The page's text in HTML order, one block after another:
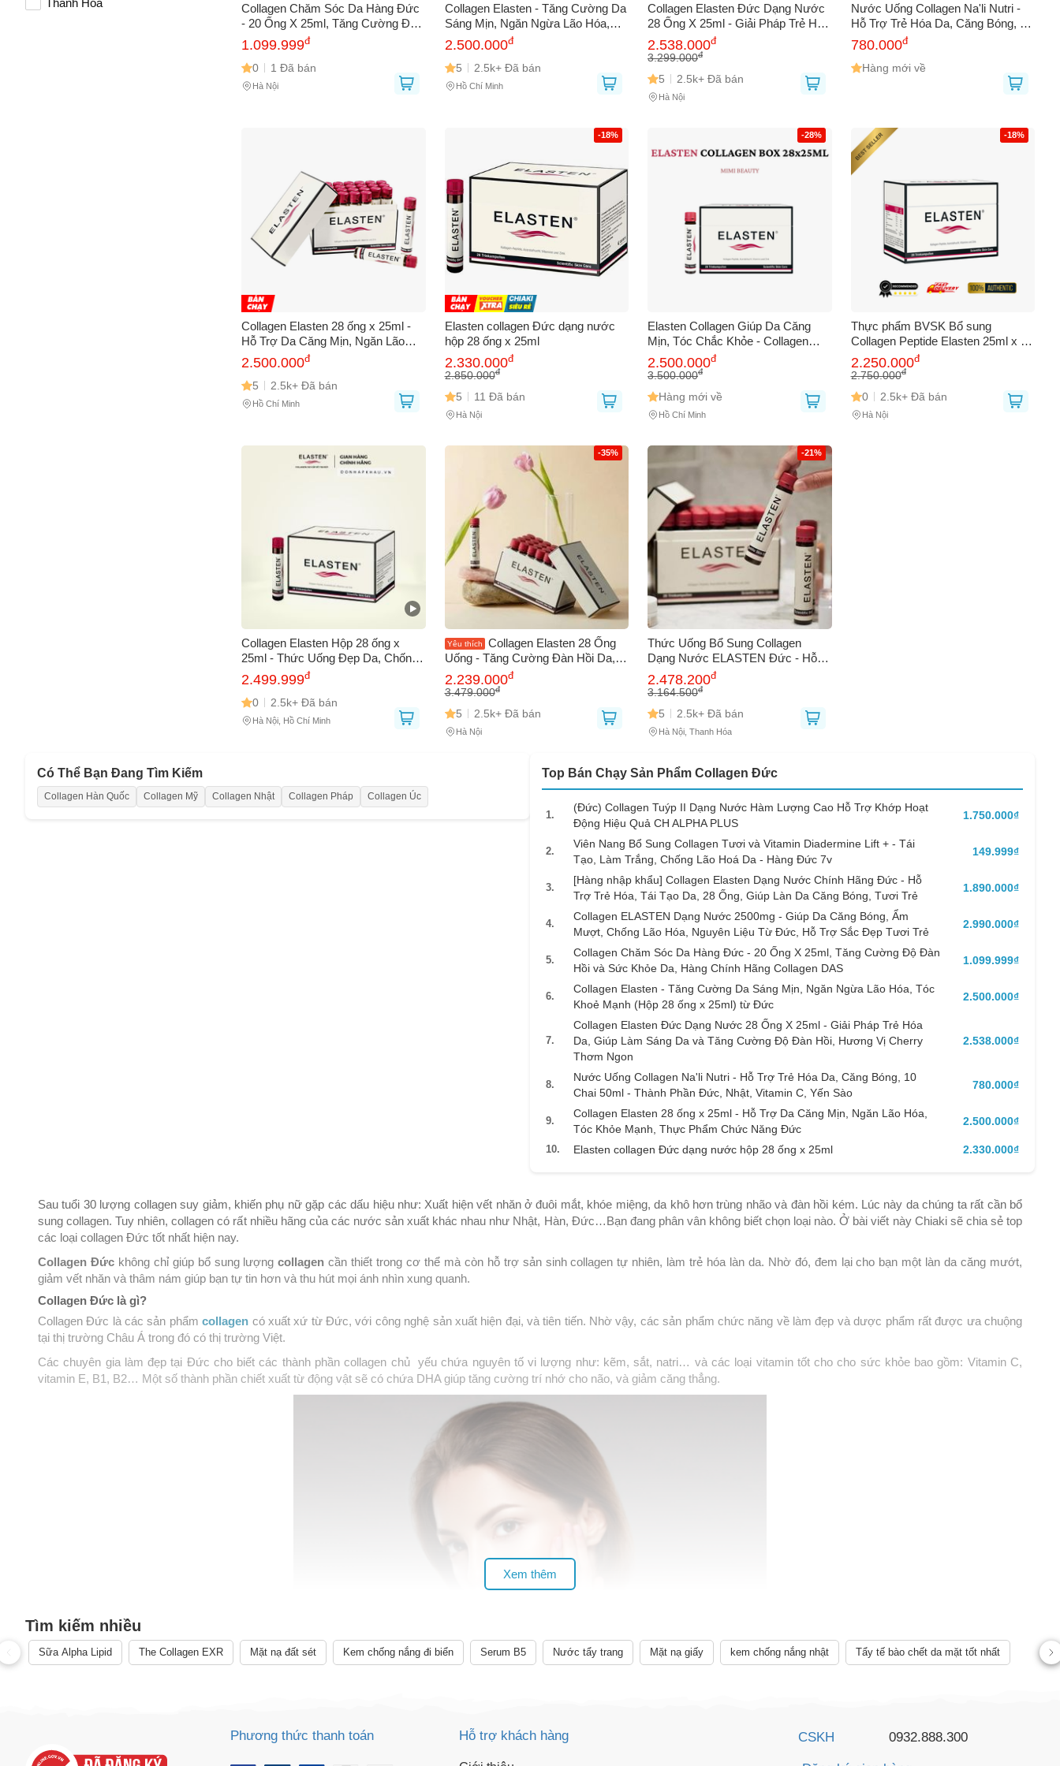
Thanh Hóa
Collagen Chăm Sóc Da Hàng Đức
- 20 Ống X 25ml, Tăng Cường Độ
Đàn Hồi và Sức Khỏe Da, Hàng
Chính Hãng Collagen DAS
1.099.999đ
0 1 Đã bán
Hà Nội
Collagen Elasten - Tăng Cường Da
Sáng Mịn, Ngăn Ngừa Lão Hóa,
Tóc Khoẻ Mạnh (Hộp 28 ống x
25ml) từ Đức
2.500.000đ
5 2.5k+ Đã bán
Hồ Chí Minh
Collagen Elasten Đức Dạng Nước
28 Ống X 25ml - Giải Pháp Trẻ Hóa
Da, Giúp Làm Sáng Da và Tăng
Cường Độ Đàn Hồi, Hương Vị
2.538.000đ
3.299.000đ
5 2.5k+ Đã bán
Hà Nội
Nước Uống Collagen Na'li Nutri -
Hỗ Trợ Trẻ Hóa Da, Căng Bóng, 10
Chai 50ml - Thành Phần Đức,
Nhật, Vitamin C, Yến Sào
780.000đ
Hàng mới về
Collagen Elasten 28 ống x 25ml -
Hỗ Trợ Da Căng Mịn, Ngăn Lão
Hóa, Tóc Khỏe Mạnh, Thực Phẩm
Chức Năng Đức
2.500.000đ
5 2.5k+ Đã bán
Hồ Chí Minh
-18%
Elasten collagen Đức dạng nước
hộp 28 ống x 25ml
2.330.000đ
2.850.000đ
5 11 Đã bán
Hà Nội
-28%
Elasten Collagen Giúp Da Căng
Mịn, Tóc Chắc Khỏe - Collagen
Đức 28 ống x 25ml
2.500.000đ
3.500.000đ
Hàng mới về
Hồ Chí Minh
-18%
Thực phẩm BVSK Bổ sung
Collagen Peptide Elasten 25ml x 28
ống - Chăm sóc và làm đẹp da hiệu
quả từ Đức
2.250.000đ
2.750.000đ
0 2.5k+ Đã bán
Hà Nội
Collagen Elasten Hộp 28 ống x
25ml - Thức Uống Đẹp Da, Chống
Lão Hóa, Tóc Khỏe Mạnh - Xuất
Xứ Đức, Hiệu Quả Cao
2.499.999đ
0 2.5k+ Đã bán
Hà Nội, Hồ Chí Minh
-35%
Yêu thích
Collagen Elasten 28 Ống
Uống - Tăng Cường Đàn Hồi Da,
Ngăn Ngừa Lão Hóa, Làm Đẹp Da
Từ Bên Trong, Chất Lượng Đức
2.239.000đ
3.479.000đ
5 2.5k+ Đã bán
Hà Nội
-21%
Thức Uống Bổ Sung Collagen
Dạng Nước ELASTEN Đức - Hỗ
Trợ Trẻ Hóa Da, Căng Bóng - Hộp
28 ống x 25ml, An Toàn Cho Mẹ
2.478.200đ
3.164.500đ
5 2.5k+ Đã bán
Hà Nội, Thanh Hóa
Có Thể Bạn Đang Tìm Kiếm
Collagen Hàn Quốc Collagen Mỹ Collagen Nhật Collagen Pháp Collagen Úc
Top Bán Chạy Sản Phẩm Collagen Đức
1.
(Đức) Collagen Tuýp II Dạng Nước Hàm Lượng Cao Hỗ Trợ Khớp Hoạt
Động Hiệu Quả CH ALPHA PLUS
1.750.000₫
2.
Viên Nang Bổ Sung Collagen Tươi và Vitamin Diadermine Lift + - Tái
Tạo, Làm Trắng, Chống Lão Hoá Da - Hàng Đức 7v
149.999₫
3.
[Hàng nhập khẩu] Collagen Elasten Dạng Nước Chính Hãng Đức - Hỗ
Trợ Trẻ Hóa, Tái Tạo Da, 28 Ống, Giúp Làn Da Căng Bóng, Tươi Trẻ
1.890.000₫
4.
Collagen ELASTEN Dạng Nước 2500mg - Giúp Da Căng Bóng, Ẩm
Mượt, Chống Lão Hóa, Nguyên Liệu Từ Đức, Hỗ Trợ Sắc Đẹp Tươi Trẻ
2.990.000₫
5.
Collagen Chăm Sóc Da Hàng Đức - 20 Ống X 25ml, Tăng Cường Độ Đàn
Hồi và Sức Khỏe Da, Hàng Chính Hãng Collagen DAS
1.099.999₫
6.
Collagen Elasten - Tăng Cường Da Sáng Mịn, Ngăn Ngừa Lão Hóa, Tóc
Khoẻ Mạnh (Hộp 28 ống x 25ml) từ Đức
2.500.000₫
7.
Collagen Elasten Đức Dạng Nước 28 Ống X 25ml - Giải Pháp Trẻ Hóa
Da, Giúp Làm Sáng Da và Tăng Cường Độ Đàn Hồi, Hương Vị Cherry
Thơm Ngon
2.538.000₫
8.
Nước Uống Collagen Na'li Nutri - Hỗ Trợ Trẻ Hóa Da, Căng Bóng, 10
Chai 50ml - Thành Phần Đức, Nhật, Vitamin C, Yến Sào
780.000₫
9.
Collagen Elasten 28 ống x 25ml - Hỗ Trợ Da Căng Mịn, Ngăn Lão Hóa,
Tóc Khỏe Mạnh, Thực Phẩm Chức Năng Đức
2.500.000₫
10. Elasten collagen Đức dạng nước hộp 28 ống x 25ml 2.330.000₫
Sau tuổi 30 lượng collagen suy giảm, khiến phụ nữ gặp các dấu hiệu như: Xuất hiện vết nhăn ở đuôi mắt, khóe miệng, da khô hơn trùng nhão và đàn hồi kém. Lúc này da chúng ta rất cần bổ
sung collagen. Tuy nhiên, collagen có rất nhiều hãng của các nước sản xuất khác nhau như Nhật, Hàn, Đức…Bạn đang phân vân không biết chọn loại nào. Ở bài viết này Chiaki sẽ chia sẻ top
các loại collagen Đức tốt nhất hiện nay.
Collagen Đứckhông chỉ giúp bổ sung lượngcollagen cần thiết trong cơ thể mà còn hỗ trợ sản sinh collagen tự nhiên, làm trẻ hóa làn da. Nhờ đó, đem lại cho bạn một làn da căng mướt,
giảm vết nhăn và thâm nám giúp bạn tự tin hơn và thu hút mọi ánh nhìn xung quanh.
Collagen Đức là gì?
Collagen Đức là các sản phẩmcollagen có xuất xứ từ Đức, với công nghệ sản xuất hiện đại, và tiên tiến. Nhờ vậy, các sản phẩm chức năng về làm đẹp và dược phẩm rất được ưa chuộng
tại thị trường Châu Á trong đó có thị trường Việt.
Các chuyên gia làm đẹp tại Đức cho biết các thành phần collagen chủ yếu chứa nguyên tố vi lượng như: kẽm, sắt, natri… và các loại vitamin tốt cho cho sức khỏe bao gồm: Vitamin C,
vitamin E, B1, B2… Một số thành phần chiết xuất từ động vật sẽ có chứa DHA giúp tăng cường trí nhớ cho não, và giảm căng thẳng.
Công dụng của Collagen Đức đối với sức khỏe và làm đẹp
Tìm kiếm nhiều
Sữa Alpha Lipid The Collagen EXR Mặt nạ đất sét Kem chống nắng đi biển Serum B5 Nước tẩy trang Mặt nạ giấy kem chống nắng nhật Tẩy tế bào chết da mặt tốt nhất
Phương thức thanh toán Hỗ trợ khách hàng CSKH 0932.888.300
Vấn đề bạn gặp phải
GỬI BÁO LỖI
Chào mừng khách hàng mới!
Tặng bạn mã làm quen
cho đơn hàng có giá trị từ
CHIAKI
Truy cập trang thanh toán và sử dụng
TẢi APP CHIAKI NGAY
LẤY MÃ NGAY
🎁 Đừng Bỏ Lỡ! 🎁
Mã Giảm Giá Dành Riêng Cho Bạn
cho bất kỳ đơn hàng nào.
XXX-XXXX